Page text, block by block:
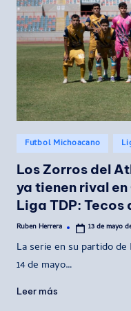
Publicado
en
Futbol Michoacano
Los Zorros del
ya tienen rival
Liga TDP:
Publicado
Ruben Herrera 13 de mayo
La serie en su partido
14 de mayo…
Leer más